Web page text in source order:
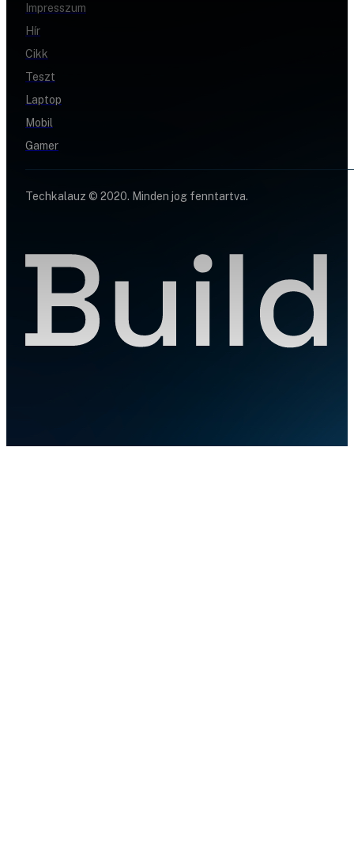
Impresszum
Hír
Cikk
Teszt
Laptop
Mobil
Gamer
Techkalauz © 2020. Minden jog fenntartva.